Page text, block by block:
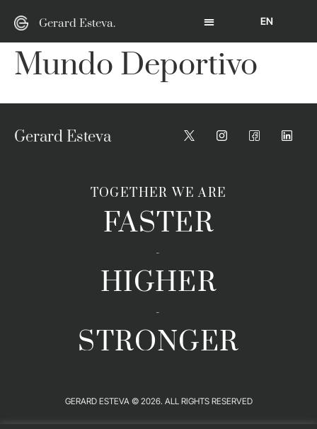
Gerard Esteva. EN
Mundo Deportivo
Gerard Esteva
TOGETHER WE ARE
FASTER
-
HIGHER
-
STRONGER
GERARD ESTEVA © 2026. ALL RIGHTS RESERVED